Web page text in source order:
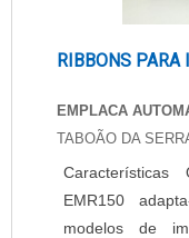
RIBBONS PARA
EMPLACA
TABOÃO DA
Características O ribbons para impressão
EMR150
modelos de